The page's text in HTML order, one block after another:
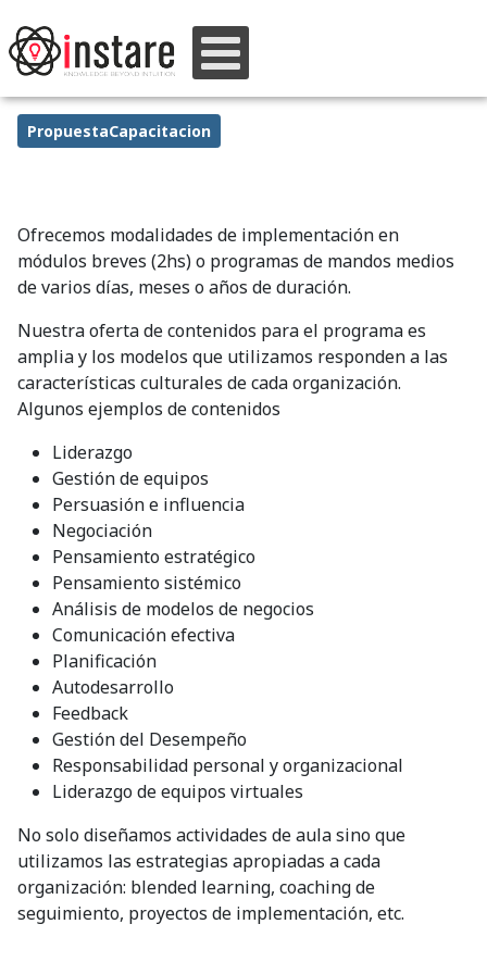
PropuestaCapacitacion
Ofrecemos modalidades de implementación en
módulos breves (2hs) o programas de mandos medios
de varios días, meses o años de duración.
Nuestra oferta de contenidos para el programa es
amplia y los modelos que utilizamos responden a las
características culturales de cada organización.
Algunos ejemplos de contenidos
Liderazgo
Gestión de equipos
Persuasión e influencia
Negociación
Pensamiento estratégico
Pensamiento sistémico
Análisis de modelos de negocios
Comunicación efectiva
Planificación
Autodesarrollo
Feedback
Gestión del Desempeño
Responsabilidad personal y organizacional
Liderazgo de equipos virtuales
No solo diseñamos actividades de aula sino que
utilizamos las estrategias apropiadas a cada
organización: blended learning, coaching de
seguimiento, proyectos de implementación, etc.